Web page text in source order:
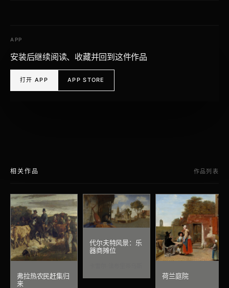
APP
安装后继续阅读、收藏并回到这件作品
打开 APP APP STORE
相关作品 作品列表
弗拉热农民赶集归
来
代尔夫特风景：乐
器商摊位
荷兰庭院